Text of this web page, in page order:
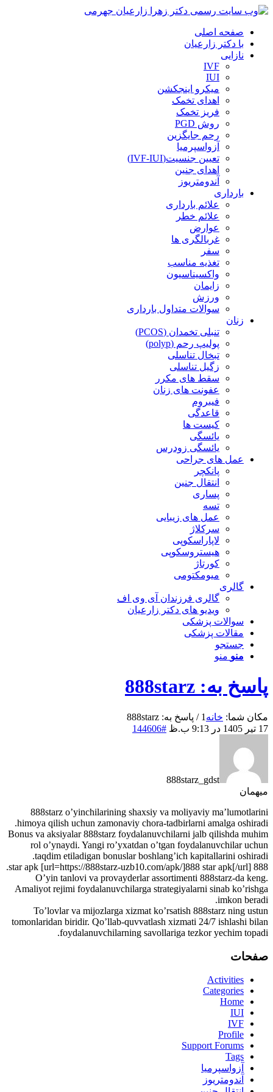
صفحه اصلی
با دکتر زارعیان
نازایی
IVF
IUI
میکرو اینجکشن
اهدای تخمک
فریز تخمک
روش PGD
رحم جایگزین
آزواسپرمیا
تعیین جنسیت(IVF-IUI)
اهدای جنین
آندومتریوز
بارداری
علائم بارداری
علائم خطر
عوارض
غربالگری ها
سفر
تغذیه مناسب
واکسیناسیون
زایمان
ورزش
سوالات متداول بارداری
زنان
تنبلی تخمدان (PCOS)
پولیپ رحم (polyp)
تبخال تناسلی
زگیل تناسلی
سقط های مکرر
عفونت های زنان
فیبروم
قاعدگی
کیست ها
یائسگی
یائسگی زودرس
عمل های جراحی
پانکچر
انتقال جنین
پساری
تسه
عمل های زیبایی
سرکلاژ
لاپاراسکوپی
هیستروسکوپی
کورتاژ
میومکتومی
گالری
گالری فرزندان آی وی اف
ویدیو های دکتر زارعیان
سوالات پزشکی
مقالات پزشکی
جستجو
منو منو
پاسخ به: 888starz
مکان شما: خانه 1
/ پاسخ به: 888starz
17 تیر 1405 در 9:13 ب.ظ
#144606
888starz_gdst
میهمان
888starz o’yinchilarining shaxsiy va moliyaviy ma’lumotlarini
himoya qilish uchun zamonaviy chora-tadbirlarni amalga oshiradi.
Bonus va aksiyalar 888starz foydalanuvchilarni jalb qilishda muhim
rol o’ynaydi. Yangi ro’yxatdan o’tgan foydalanuvchilar uchun
taqdim etiladigan bonuslar boshlang’ich kapitallarini oshiradi.
888 star apk [url=https://888starz-uzb10.com/apk/]888 star apk[/url].
O’yin tanlovi va provayderlar assortimenti 888starz-da keng.
Amaliyot rejimi foydalanuvchilarga strategiyalarni sinab ko’rishga
imkon beradi.
To’lovlar va mijozlarga xizmat ko’rsatish 888starz ning ustun
tomonlaridan biridir. Qo’llab-quvvatlash xizmati 24/7 ishlashi bilan
foydalanuvchilarning savollariga tezkor yechim topadi.
صفحات
Activities
Categories
Home
IUI
IVF
Profile
Support Forums
Tags
آزواسپرمیا
آندومتریوز